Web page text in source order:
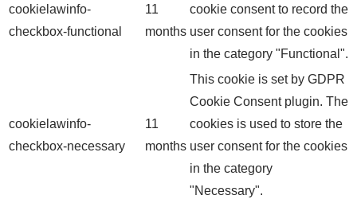
cookielawinfo-
checkbox-functional
11
months
cookie consent to record the
user consent for the cookies
in the category "Functional".
cookielawinfo-
checkbox-necessary
11
months
This cookie is set by GDPR
Cookie Consent plugin. The
cookies is used to store the
user consent for the cookies
in the category
"Necessary".